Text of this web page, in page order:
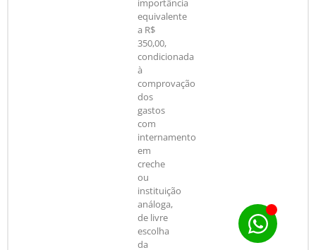
importância
equivalente
a R$
350,00,
condicionada
à
comprovação
dos
gastos
com
internamento
em
creche
ou
instituição
análoga,
de livre
escolha
da